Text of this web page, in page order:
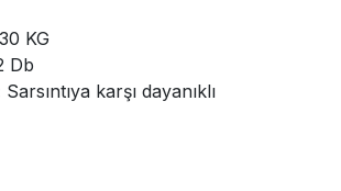
KG
Db
Sarsıntıya karşı dayanıklı